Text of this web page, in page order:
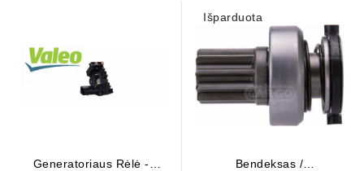
Generatoriaus Rėlė - /
Išparduota
Bendeksas /